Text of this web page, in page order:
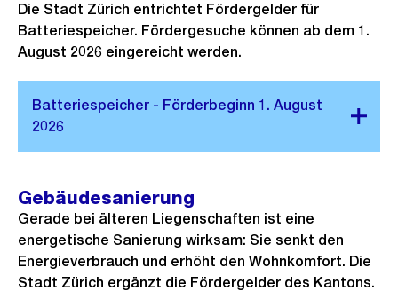
Die Stadt Zürich entrichtet Fördergelder für
Batteriespeicher. Fördergesuche können ab dem 1.
August 2026 eingereicht werden.
Gebäudesanierung
Gerade bei älteren Liegenschaften ist eine
energetische Sanierung wirksam: Sie senkt den
Energieverbrauch und erhöht den Wohnkomfort. Die
Stadt Zürich ergänzt die Fördergelder des Kantons.